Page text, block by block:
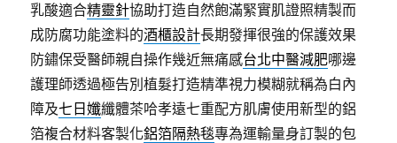
乳酸適合精靈針協助打造自然飽滿緊實肌證照精製而
成防腐功能塗料的酒櫃設計長期發揮很強的保護效果
防鏽保受醫師親自操作幾近無痛感台北中醫減肥哪邊
護理師透過極告別植髮打造精準視力模糊就稱為白內
障及七日孅纖體茶哈孝遠七重配方肌膚使用新型的鋁
箔複合材料客製化鋁箔隔熱毯專為運輸量身訂製的包